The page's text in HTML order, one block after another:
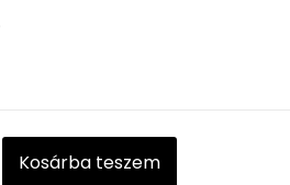
Kosárba teszem